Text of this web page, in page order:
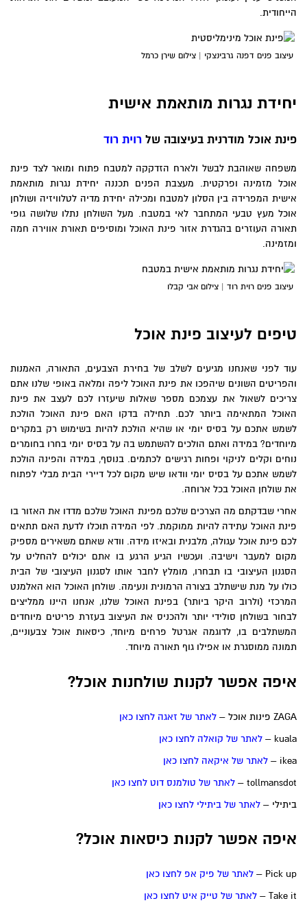
הייחודית.
עיצוב פנים דפנה גרבינצקי | צילום שירן כרמל
יחידת נגרות מותאמת אישית
פינת אוכל מודרנית בעיצובה של רוית רוד
משפחה שאוהבת לבשל ולארח הזדקקה למטבח פתוח ומואר לצד פינת
אוכל מזמינה ופרקטית. מעצבת הפנים תכננה יחידת נגרות מותאמת
אישית המפרידה בין הסלון למטבח ומכילה יחידת מדיה לטלוויזיה ושולחן
אוכל מעץ טבעי המתחבר לאי במטבח. מעל השולחן נתלו שלושה גופי
תאורה העוזרים בהגדרת אזור פינת האוכל ומוסיפים תאורת אווירה חמה
ומזמינה.
עיצוב פנים רוית רוד | צילום אבי קבלו
טיפים לעיצוב פינת אוכל
עוד לפני שאנחנו מגיעים לשלב של בחירת הצבעים, התאורה, האמנות
והפריטים השונים שיהפכו את פינת האוכל ליפה ומלאה באופי שלנו אתם
צריכים לשאול את עצמכם מספר שאלות שיעזרו לכם לעצב את פינת
האוכל המתאימה ביותר לכם. תחילה בדקו האם פינת האוכל הולכת
לשמש אתכם על בסיס יומי או שהיא הולכת להיות בשימוש רק במקרים
מיוחדים? במידה ואתם הולכים להשתמש בה על בסיס יומי בחרו בחומרים
נוחים וקלים לניקוי ופחות רגישים לכתמים. בנוסף, במידה והפינה הולכת
לשמש אתכם על בסיס יומי וודאו שיש מקום לכל דיירי הבית מבלי לפתוח
את שולחן האוכל בכל ארוחה.
אחרי שבדקתם מה הצרכים שלכם מפינת האוכל שלכם מדדו את האזור בו
פינת האוכל עתידה להיות ממוקמת. לפי המידה תוכלו לדעת האם תתאים
לכם פינת אוכל עגולה, מלבנית ובאיזו מידה. וודא שאתם משאירים מספיק
מקום למעבר וישיבה. ועכשיו הגיע הרגע בו אתם יכולים להחליט על
הסגנון העיצובי בו תבחרו, מומלץ לחבר אותו לסגנון העיצובי של הבית
כולו על מנת שישתלב בצורה הרמונית ונעימה. שולחן האוכל הוא האלמנט
המרכזי (ולרוב היקר ביותר) בפינת האוכל שלנו, אנחנו היינו ממליצים
לבחור בשולחן סולידי יותר ולהכניס את העיצוב בעזרת פריטים מיוחדים
המשתלבים בו, לדוגמה אגרטל פרחים מיוחד, כיסאות אוכל צבעוניים,
תמונה ממוסגרת או אפילו גוף תאורה מיוחד.
איפה אפשר לקנות שולחנות אוכל?
ZAGA פינות אוכל –
לאתר של זאגה לחצו כאן
kuala –
לאתר של קואלה לחצו כאן
ikea –
לאתר של איקאה לחצו כאן
tollmansdot –
לאתר של טולמנס דוט לחצו כאן
ביתילי – לאתר של ביתילי לחצו כאן
איפה אפשר לקנות כיסאות אוכל?
Pick up –
לאתר של פיק אפ לחצו כאן
Take it –
לאתר של טייק איט לחצו כאן